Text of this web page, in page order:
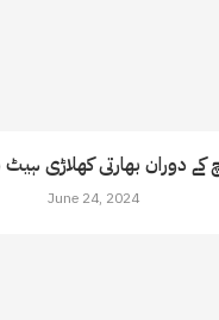
کے دوران بھارتی کھلاڑی
June 24, 2024